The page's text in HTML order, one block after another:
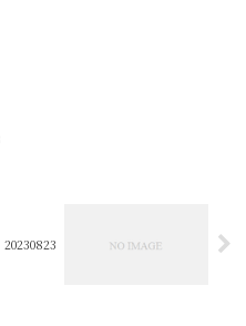
20230823